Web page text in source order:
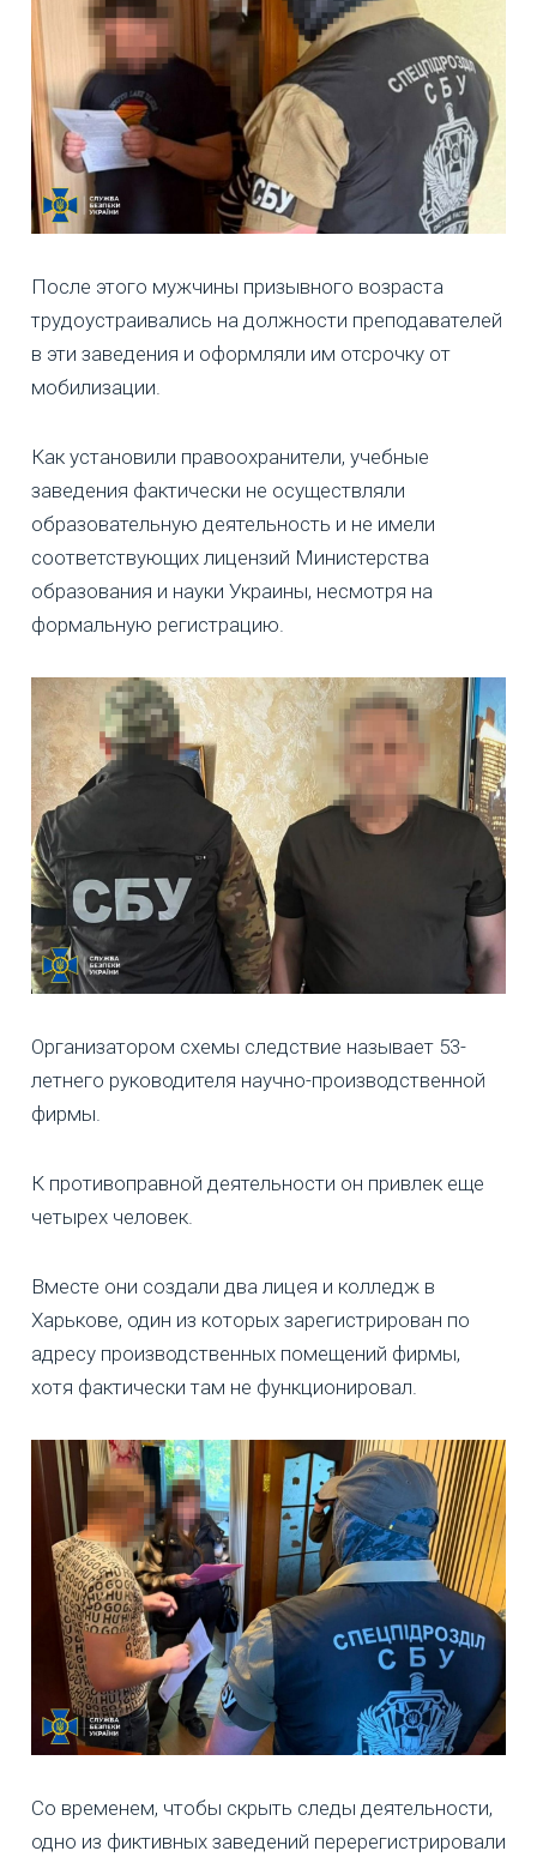
После этого мужчины призывного возраста
трудоустраивались на должности преподавателей
в эти заведения и оформляли им отсрочку от
мобилизации.
Как установили правоохранители, учебные
заведения фактически не осуществляли
образовательную деятельность и не имели
соответствующих лицензий Министерства
образования и науки Украины, несмотря на
формальную регистрацию.
Организатором схемы следствие называет 53-
летнего руководителя научно-производственной
фирмы.
К противоправной деятельности он привлек еще
четырех человек.
Вместе они создали два лицея и колледж в
Харькове, один из которых зарегистрирован по
адресу производственных помещений фирмы,
хотя фактически там не функционировал.
Со временем, чтобы скрыть следы деятельности,
одно из фиктивных заведений перерегистрировали